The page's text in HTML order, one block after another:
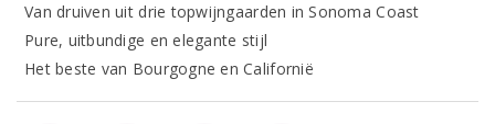
Van druiven uit drie topwijngaarden in Sonoma Coast
Pure, uitbundige en elegante stijl
Het beste van Bourgogne en Californië